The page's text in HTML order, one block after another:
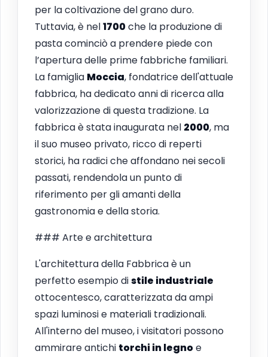
per la coltivazione del grano duro.
Tuttavia, è nel1700che la produzione di
pasta cominciò a prendere piede con
l’apertura delle prime fabbriche familiari.
La famiglia Moccia, fondatrice dell'attuale
fabbrica, ha dedicato anni di ricerca alla
valorizzazione di questa tradizione. La
fabbrica è stata inaugurata nel 2000, ma
il suo museo privato, ricco di reperti
storici, ha radici che affondano nei secoli
passati, rendendola un punto di
riferimento per gli amanti della
gastronomia e della storia.
### Arte e architettura
L'architettura della Fabbrica è un
perfetto esempio distile industriale
ottocentesco, caratterizzata da ampi
spazi luminosi e materiali tradizionali.
All'interno del museo, i visitatori possono
ammirare antichi torchi in legnoe